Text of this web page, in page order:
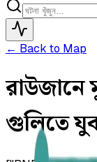
← Back to Map
রাউজানে
গুলিতে